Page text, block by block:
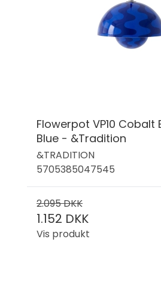
Flowerpot VP10 Cobalt
Blue - &Tradition
&TRADITION
5705385047545
2.095 DKK
1.152 DKK
Vis produkt